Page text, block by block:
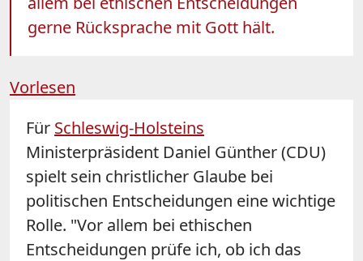
gerne Rücksprache mit Gott hält.
Vorlesen
Für Schleswig-Holsteins
Ministerpräsident Daniel Günther(CDU)
spielt sein christlicher Glaube bei
politischen Entscheidungen eine wichtige
Rolle. "Vor allem bei ethischen
Entscheidungen prüfe ich, ob ich das